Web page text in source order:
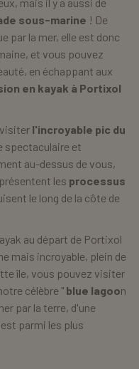
sous-marine ! De
par la mer, elle est donc
et vous pouvez
en échappant aux
en kayak à Portixol
l'incroyable pic du
spectaculaire et
au-dessus de vous,
les processus
le long de la côte de
au départ de Portixol
mais incroyable, plein de
île, vous pouvez visiter
célèbre " blue lagoon
par la terre, d'une
parmi les plus